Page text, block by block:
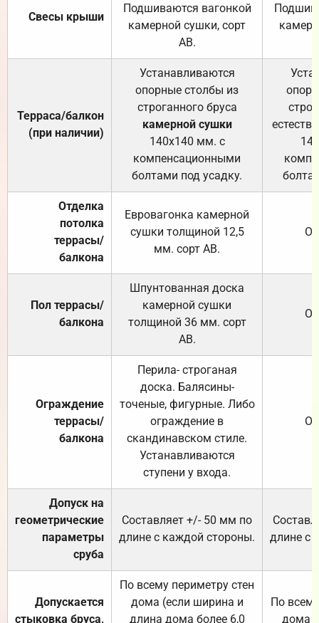
Свесы крыши
Подшиваются вагонкой
камерной сушки, сорт
АВ.
Терраса/балкон
(при наличии)
Устанавливаются
опорные столбы из
строганного бруса
камерной сушки
140х140 мм. с
компенсационными
болтами под усадку.
Отделка
потолка
террасы/
балкона
Евровагонка камерной
сушки толщиной 12,5
мм. сорт АВ.
Пол террасы/
балкона
Шпунтованная доска
камерной сушки
толщиной 36 мм. сорт
АВ.
Ограждение
террасы/
балкона
Перила- строганая
доска. Балясины-
точеные, фигурные. Либо
ограждение в
скандинавском стиле.
Устанавливаются
ступени у входа.
Допуск на
геометрические
параметры
сруба
Составляет +/- 50 мм по
длине с каждой стороны.
длине с
Допускается
стыковка бруса,
По всему периметру стен
дома (если ширина и
длина дома более 6,0
По
дома